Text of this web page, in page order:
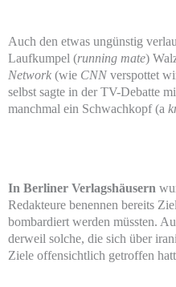
Auch den etwas ungünstig
Laufkumpel (running mate)
Network (wie CNN verspottet
selbst sagte in der TV-Debatte
manchmal ein Schwachkopf (a
In Berliner Verlagshäusern
Redakteure benennen bereits
bombardiert werden müssten.
derweil solche, die sich über
Ziele offensichtlich getroffen